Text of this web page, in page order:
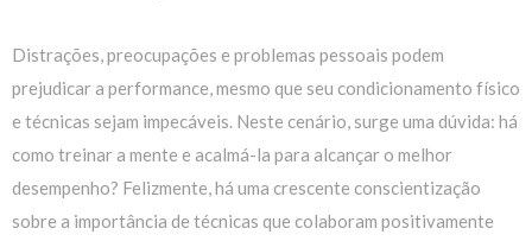
Distrações, preocupações e problemas pessoais podem
prejudicar a performance, mesmo que seu condicionamento físico
e técnicas sejam impecáveis. Neste cenário, surge uma dúvida: há
como treinar a mente e acalmá-la para alcançar o melhor
desempenho? Felizmente, há uma crescente conscientização
sobre a importância de técnicas que colaboram positivamente